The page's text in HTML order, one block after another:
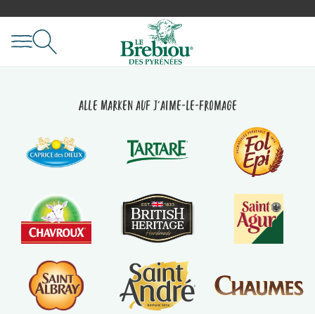
Alle Marken auf J'aime-le-fromage